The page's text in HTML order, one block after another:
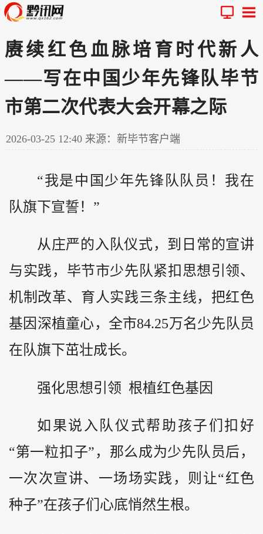
赓续红色血脉培育时代新人
——写在中国少年先锋队毕节
市第二次代表大会开幕之际
2026-03-25 12:40 来源：新毕节客户端
“我是中国少年先锋队队员！我在
队旗下宣誓！”
从庄严的入队仪式，到日常的宣讲
与实践，毕节市少先队紧扣思想引领、
机制改革、育人实践三条主线，把红色
基因深植童心，全市84.25万名少先队员
在队旗下茁壮成长。
强化思想引领 根植红色基因
如果说入队仪式帮助孩子们扣好
“第一粒扣子”，那么成为少先队员后，
一次次宣讲、一场场实践，则让“红色
种子”在孩子们心底悄然生根。